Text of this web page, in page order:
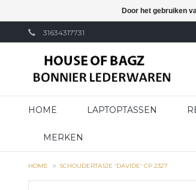
31634317731
HOME LAPTOPTASSEN
MERKEN
HOME SCHOUDERTASJE 'DAVIDE' CP 2327
Door het gebruiken